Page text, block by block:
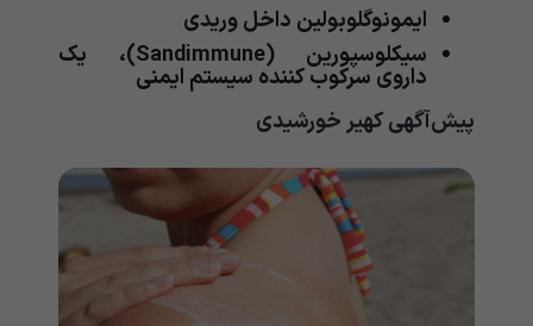
ایمونوگلوبولین داخل وریدی
سیکلوسپورین (Sandimmune)، یک
داروی سرکوب کننده سیستم ایمنی
پیش‌آگهی کهیر خورشیدی